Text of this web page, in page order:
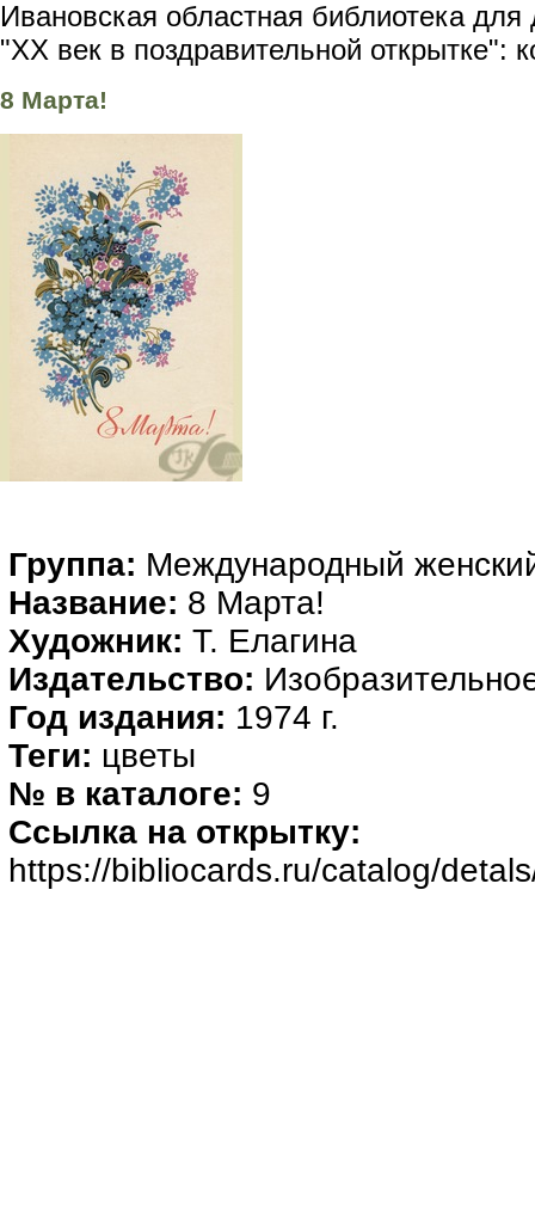
Ивановская областная библиотека
"XX век в поздравительной открытке":
8 Марта!
Группа: Международный
Название: 8 Марта!
Художник: Т. Елагина
Издательство:
Год издания: 1974 г.
Теги: цветы
№ в каталоге: 9
Ссылка на открытку:
https://bibliocards.ru/catalog/